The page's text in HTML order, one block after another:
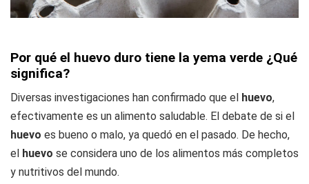
Por qué el huevo duro tiene la yema verde ¿Qué
significa?
Diversas investigaciones han confirmado que el huevo,
efectivamente es un alimento saludable. El debate de si el
huevo es bueno o malo, ya quedó en el pasado. De hecho,
el
huevo se considera uno de los alimentos más completos
y nutritivos del mundo.